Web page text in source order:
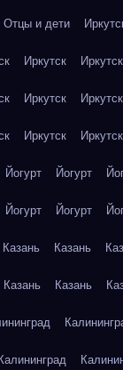
Отцы и дети
Иркутск Иркутск
Иркутск Иркутск
Иркутск Иркутск
Йогурт Йогурт
Йогурт Йогурт
Казань Казань
Казань Казань
Калининград